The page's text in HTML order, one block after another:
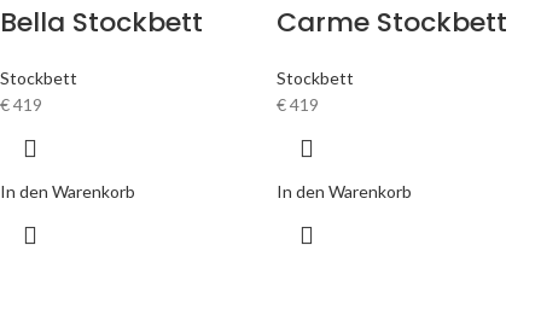
Bella Stockbett
Stockbett
€419
In den Warenkorb
Carme Stockbett
Stockbett
€419
In den Warenkorb